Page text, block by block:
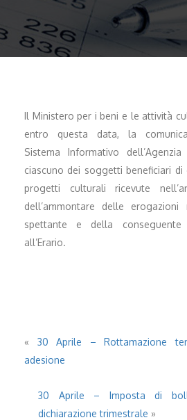
Il Ministero per i beni e le attività
entro questa data, la
Sistema Informativo
ciascuno dei soggetti beneficiari
progetti culturali ricevute
dell’ammontare delle
spettante e della
all’Erario.
« 30 Aprile – Rottamazione
adesione
30 Aprile – Imposta di
dichiarazione trimestrale »